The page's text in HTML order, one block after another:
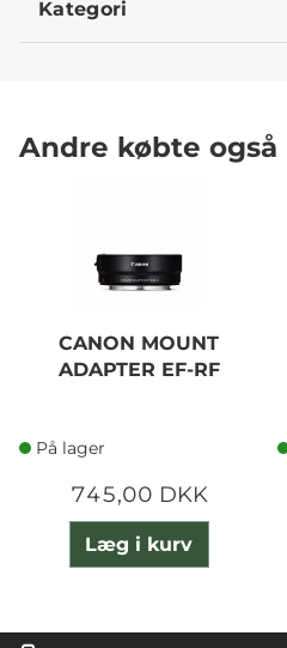
Kategori
Andre købte også
CANON MOUNT
ADAPTER EF-RF
På lager
745,00 DKK
Læg i kurv